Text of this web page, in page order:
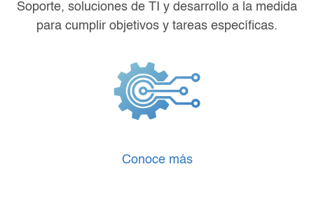
Soporte, soluciones de TI y desarrollo a la medida
para cumplir objetivos y tareas específicas.
Conoce más